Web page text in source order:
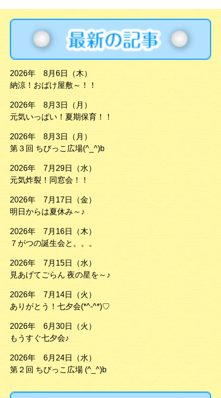
2026年 8月6日（木）
納涼！おばけ屋敷～！！
2026年 8月3日（月）
元気いっぱい！夏期保育！！
2026年 8月3日（月）
第３回 ちびっこ広場(^_^)b
2026年 7月29日（水）
元気炸裂！同窓会！！
2026年 7月17日（金）
明日からは夏休み～♪
2026年 7月16日（木）
７がつの誕生会と。。。
2026年 7月15日（水）
見あげてごらん 夜の星を～♪
2026年 7月14日（火）
ありがとう！七夕会(*^-^*)♡
2026年 6月30日（火）
もうすぐ七夕会♪
2026年 6月24日（水）
第２回 ちびっこ広場 (^_^)b